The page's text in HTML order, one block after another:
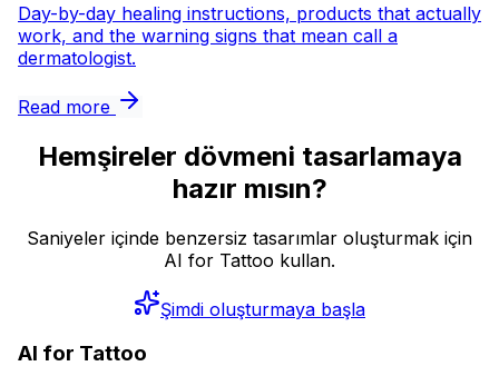
Day-by-day healing instructions, products that actually
work, and the warning signs that mean call a
dermatologist.
Read more
Hemşireler dövmeni tasarlamaya
hazır mısın?
Saniyeler içinde benzersiz tasarımlar oluşturmak için
AI for Tattoo kullan.
Şimdi oluşturmaya başla
AI for Tattoo